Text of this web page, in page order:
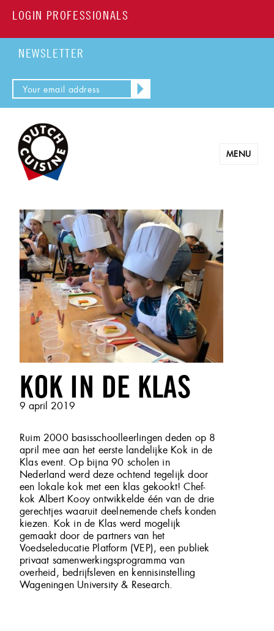
LOGIN PROFESSIONALS
NEWSLETTER
MENU
KOK IN DE KLAS
Geplaatst
9 april 2019
Ruim 2000 basisschoolleerlingen deden op 8
april mee aan het eerste landelijke Kok in de
Klas event. Op bijna 90 scholen in
Nederland werd deze ochtend tegelijk door
een lokale kok met een klas gekookt! Chef-
kok Albert Kooy ontwikkelde één van de drie
gerechtjes waaruit deelnemende chefs konden
kiezen. Kok in de Klas werd mogelijk
gemaakt door de partners van het
Voedseleducatie Platform (VEP), een publiek
privaat samenwerkingsprogramma van
overheid, bedrijfsleven en kennisinstelling
Wageningen University & Research.